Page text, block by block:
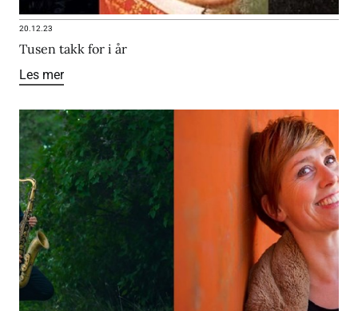
20.12.23
Tusen takk for i år
Les mer